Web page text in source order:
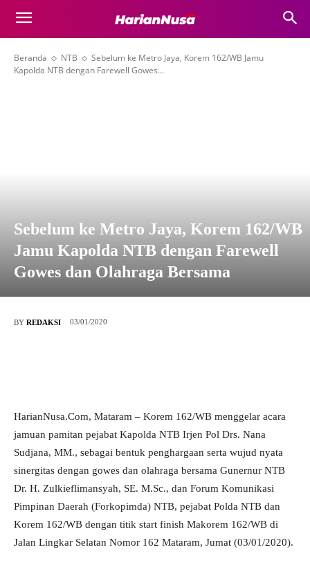
Beranda NTB
Sebelum ke Metro Jaya, Korem 162/WB Jamu
Kapolda NTB dengan Farewell Gowes...
Sebelum ke Metro Jaya, Korem 162/WB
Jamu Kapolda NTB dengan Farewell
Gowes dan Olahraga Bersama
BY REDAKSI 03/01/2020
HarianNusa.Com, Mataram – Korem 162/WB menggelar acara
jamuan pamitan pejabat Kapolda NTB Irjen Pol Drs. Nana
Sudjana, MM., sebagai bentuk penghargaan serta wujud nyata
sinergitas dengan gowes dan olahraga bersama Gunernur NTB
Dr. H. Zulkieflimansyah, SE. M.Sc., dan Forum Komunikasi
Pimpinan Daerah (Forkopimda) NTB, pejabat Polda NTB dan
Korem 162/WB dengan titik start finish Makorem 162/WB di
Jalan Lingkar Selatan Nomor 162 Mataram, Jumat (03/01/2020).